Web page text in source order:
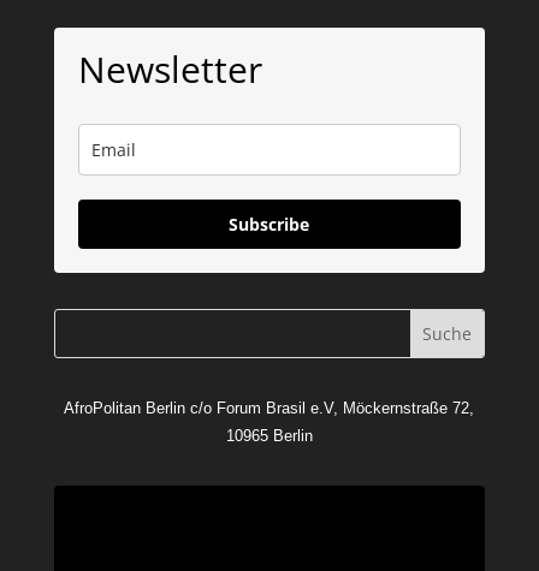
Newsletter
Subscribe
AfroPolitan Berlin c/o Forum Brasil e.V, Möckernstraße 72,
10965 Berlin